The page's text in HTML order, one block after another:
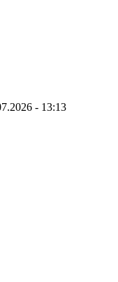
- 13:13